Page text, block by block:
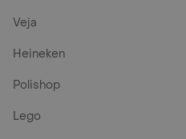
Veja
Heineken
Polishop
Lego